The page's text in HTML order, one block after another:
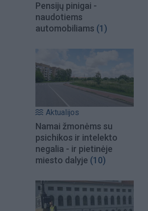
Pensijų pinigai -
naudotiems
automobiliams (1)
Aktualijos
Namai žmonėms su
psichikos ir intelekto
negalia - ir pietinėje
miesto dalyje (10)